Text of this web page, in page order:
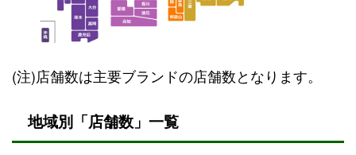
(注)店舗数は主要ブランドの店舗数となります。
地域別「店舗数」一覧